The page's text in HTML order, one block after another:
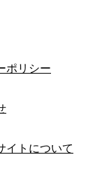
ポリシー
イトについて